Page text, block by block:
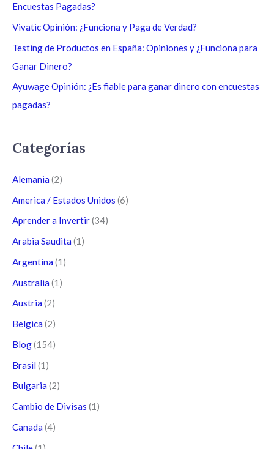
Encuestas Pagadas?
Vivatic Opinión: ¿Funciona y Paga de Verdad?
Testing de Productos en España: Opiniones y ¿Funciona para
Ganar Dinero?
Ayuwage Opinión: ¿Es fiable para ganar dinero con encuestas
pagadas?
Categorías
Alemania (2)
America / Estados Unidos (6)
Aprender a Invertir(34)
Arabia Saudita (1)
Argentina (1)
Australia (1)
Austria (2)
Belgica (2)
Blog(154)
Brasil (1)
Bulgaria (2)
Cambio de Divisas (1)
Canada (4)